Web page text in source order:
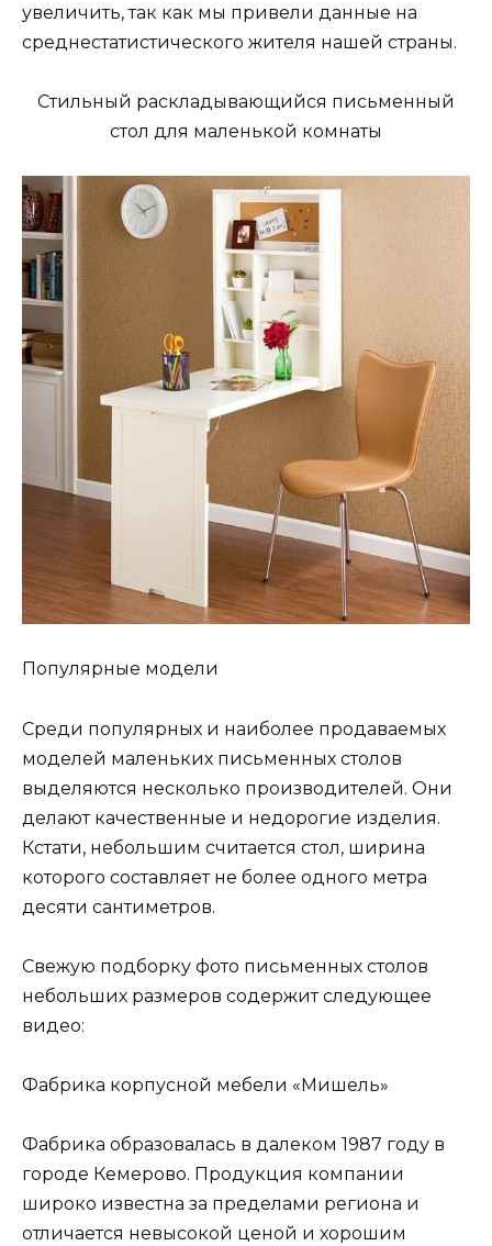
увеличить, так как мы привели данные на
среднестатистического жителя нашей страны.
Стильный раскладывающийся письменный
стол для маленькой комнаты
Популярные модели
Среди популярных и наиболее продаваемых
моделей маленьких письменных столов
выделяются несколько производителей. Они
делают качественные и недорогие изделия.
Кстати, небольшим считается стол, ширина
которого составляет не более одного метра
десяти сантиметров.
Свежую подборку фото письменных столов
небольших размеров содержит следующее
видео:
Фабрика корпусной мебели «Мишель»
Фабрика образовалась в далеком 1987 году в
городе Кемерово. Продукция компании
широко известна за пределами региона и
отличается невысокой ценой и хорошим